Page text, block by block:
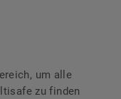
um alle
zu finden